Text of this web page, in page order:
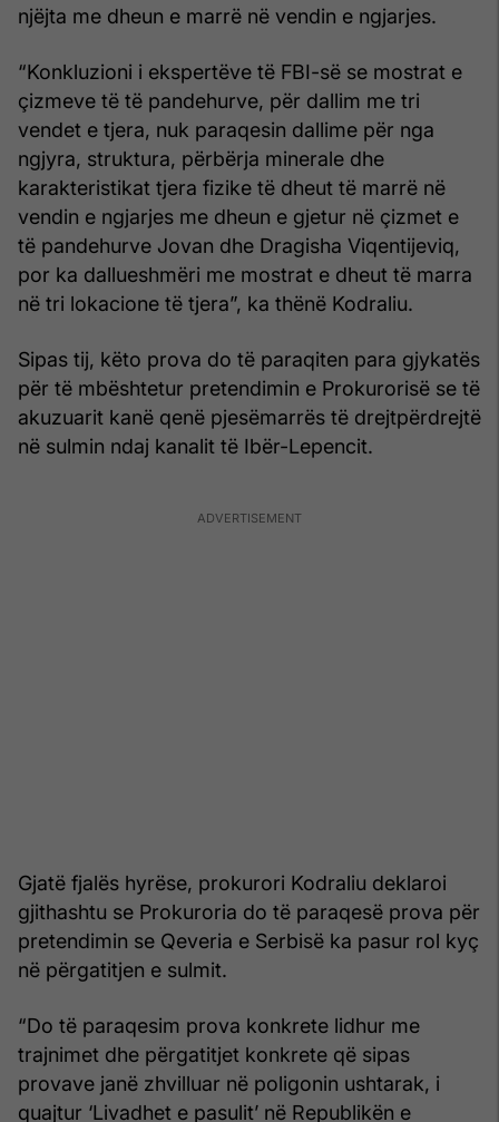
njëjta me dheun e marrë në vendin e ngjarjes.
“Konkluzioni i ekspertëve të FBI-së se mostrat e
çizmeve të të pandehurve, për dallim me tri
vendet e tjera, nuk paraqesin dallime për nga
ngjyra, struktura, përbërja minerale dhe
karakteristikat tjera fizike të dheut të marrë në
vendin e ngjarjes me dheun e gjetur në çizmet e
të pandehurve Jovan dhe Dragisha Viqentijeviq,
por ka dallueshmëri me mostrat e dheut të marra
në tri lokacione të tjera”, ka thënë Kodraliu.
Sipas tij, këto prova do të paraqiten para gjykatës
për të mbështetur pretendimin e Prokurorisë se të
akuzuarit kanë qenë pjesëmarrës të drejtpërdrejtë
në sulmin ndaj kanalit të Ibër-Lepencit.
Gjatë fjalës hyrëse, prokurori Kodraliu deklaroi
gjithashtu se Prokuroria do të paraqesë prova për
pretendimin se Qeveria e Serbisë ka pasur rol kyç
në përgatitjen e sulmit.
“Do të paraqesim prova konkrete lidhur me
trajnimet dhe përgatitjet konkrete që sipas
provave janë zhvilluar në poligonin ushtarak, i
quajtur ‘Livadhet e pasulit’ në Republikën e